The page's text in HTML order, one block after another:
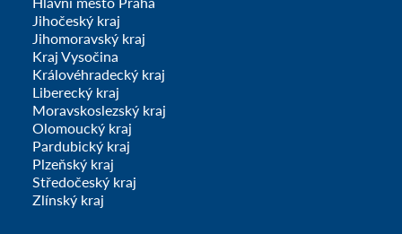
Jihočeský kraj
Jihomoravský kraj
Kraj Vysočina
Královéhradecký kraj
Liberecký kraj
Moravskoslezský kraj
Olomoucký kraj
Pardubický kraj
Plzeňský kraj
Středočeský kraj
Zlínský kraj